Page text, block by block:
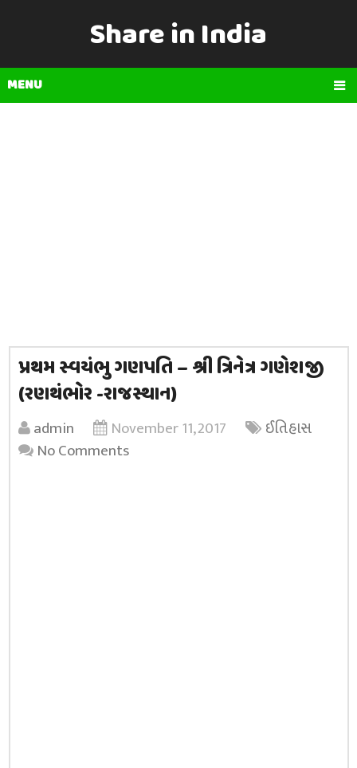
Share in India
MENU
પ્રથમ સ્વયંભુ ગણપતિ – શ્રી ત્રિનેત્ર ગણેશજી
(રણથંભોર -રાજસ્થાન)
admin November 11, 2017
ઈતિહાસ
No Comments